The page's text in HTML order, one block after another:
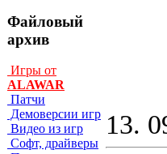
Файловый
архив
Игры от
ALAWAR
Патчи
Демоверсии игр
Видео из игр
Софт, драйверы
13.